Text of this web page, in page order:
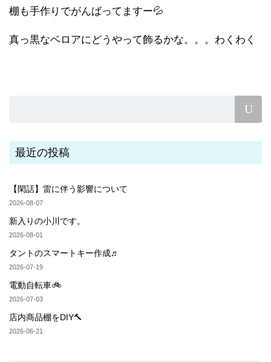
棚も手作りでがんばってますー💦
真っ黒なベロアにどうやって飾るかな。。。わくわく
最近の投稿
【閑話】雷に伴う影響について
2026-08-07
新入りの小川です。
2026-08-01
タントのスマートキー作成♬
2026-07-19
電動自転車🚲
2026-07-03
店内商品棚をDIY🔨
2026-06-21